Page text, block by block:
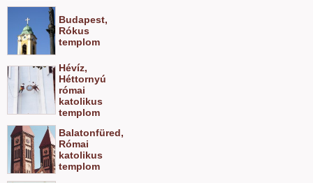
Budapest,
Rókus
templom
Hévíz,
Héttornyú
római
katolikus
templom
Balatonfüred,
Római
katolikus
templom